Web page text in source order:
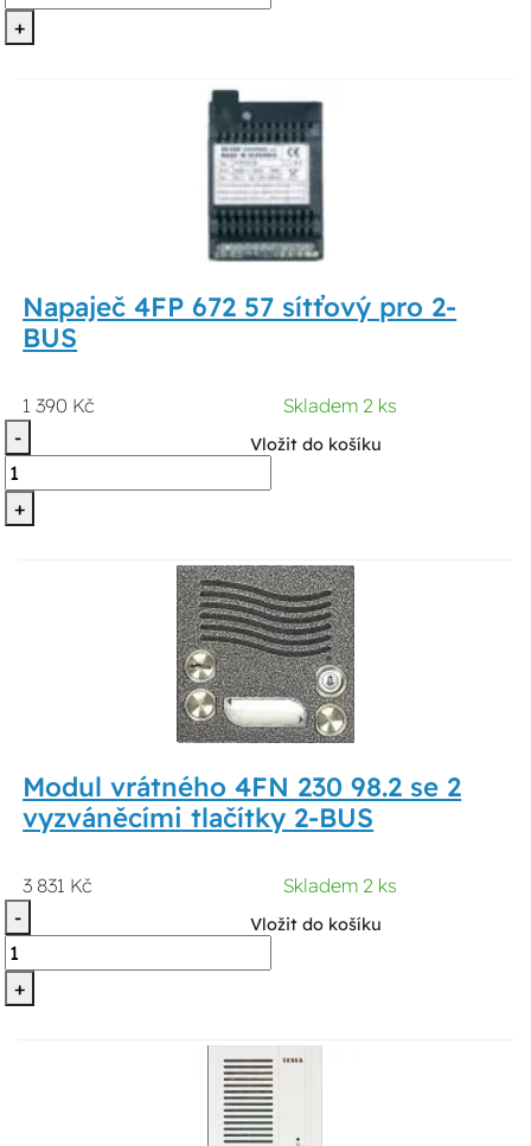
+
Napaječ 4FP 672 57 sítťový pro 2-
BUS
1 390 Kč
Skladem 2 ks
-
+
Vložit do košíku
Modul vrátného 4FN 230 98.2 se 2
vyzváněcími tlačítky 2-BUS
3 831 Kč
Skladem 2 ks
-
+
Vložit do košíku